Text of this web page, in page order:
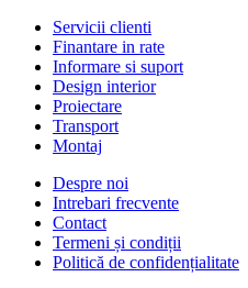
Servicii clienti
Finantare in rate
Informare si suport
Design interior
Proiectare
Transport
Montaj
Despre noi
Intrebari frecvente
Contact
Termeni și condiții
Politică de confidențialitate